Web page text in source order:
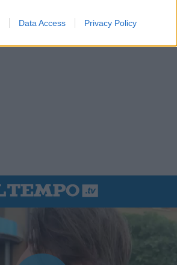
Data Access Privacy Policy